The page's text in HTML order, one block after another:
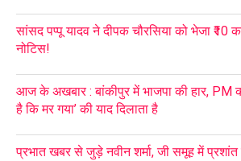
सांसद पप्पू यादव ने दीपक चौरसिया को भेजा ₹10
नोटिस!
आज के अखबार : बांकीपुर में भाजपा की हार, PM
है कि मर गया’ की याद दिलाता है
प्रभात खबर से जुड़े नवीन शर्मा, जी समूह में प्रशांत